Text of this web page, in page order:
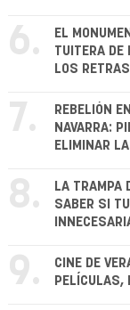
6.
EL
TUITERA DE
LOS
7.
REBELIÓN
NAVARRA:
ELIMINAR
8.
LA TRAMPA
SABER SI
9.
CINE DE
PELÍCULAS,